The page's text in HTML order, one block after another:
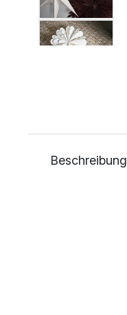
Beschreibung